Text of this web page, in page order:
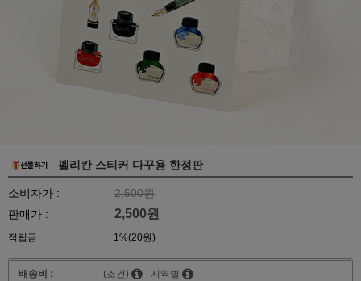
펠리칸 스티커 다꾸용 한정판
소비자가 :
2,500원
판매가 :
2,500원
적립금 1%(20원)
배송비 : (조건)
지역별